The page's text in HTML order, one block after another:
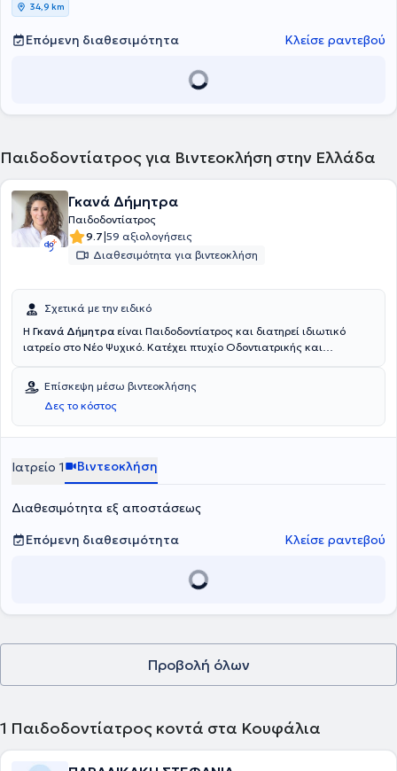
34,9 km
Επόμενη διαθεσιμότητα Κλείσε ραντεβού
Παιδοδοντίατρος για Βιντεοκλήση στην Ελλάδα
Γκανά Δήμητρα
Παιδοδοντίατρος
9.7|59 αξιολογήσεις
Διαθεσιμότητα για βιντεοκλήση
Σχετικά με την ειδικό
Η Γκανά Δήμητρα είναι Παιδοδοντίατρος και διατηρεί ιδιωτικό
ιατρείο στο Νέο Ψυχικό. Κατέχει πτυχίο Οδοντιατρικής και
προσθετική, επανορθωτική, αισθητική οδοντιατρική, λεύκανση,
ορθοδοντική, παιδοδοντία και προληπτική οδοντιατρική. Ο χώρος
του ιατρείου είναι πλήρως εξοπλισμένος, ενώ είναι καθαρός και
φιλόξενος τόσο για τους μεγάλους, όσο και για τους μικρούς
Επίσκεψη μέσω βιντεοκλήσης
Δες το κόστος
Ιατρείο 1 Βιντεοκλήση
Διαθεσιμότητα εξ αποστάσεως
Επόμενη διαθεσιμότητα
Κλείσε ραντεβού
Προβολή όλων
1 Παιδοδοντίατρος κοντά στα Κουφάλια